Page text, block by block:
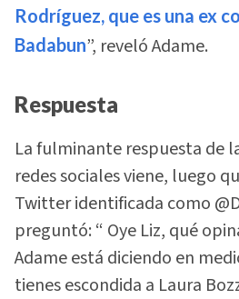
Rodríguez, que es una ex
Badabun”, reveló Adame.
Respuesta
La fulminante respuesta de
redes sociales viene, luego
Twitter identificada como
preguntó: “ Oye Liz, qué
Adame está diciendo en
tienes escondida a Laura